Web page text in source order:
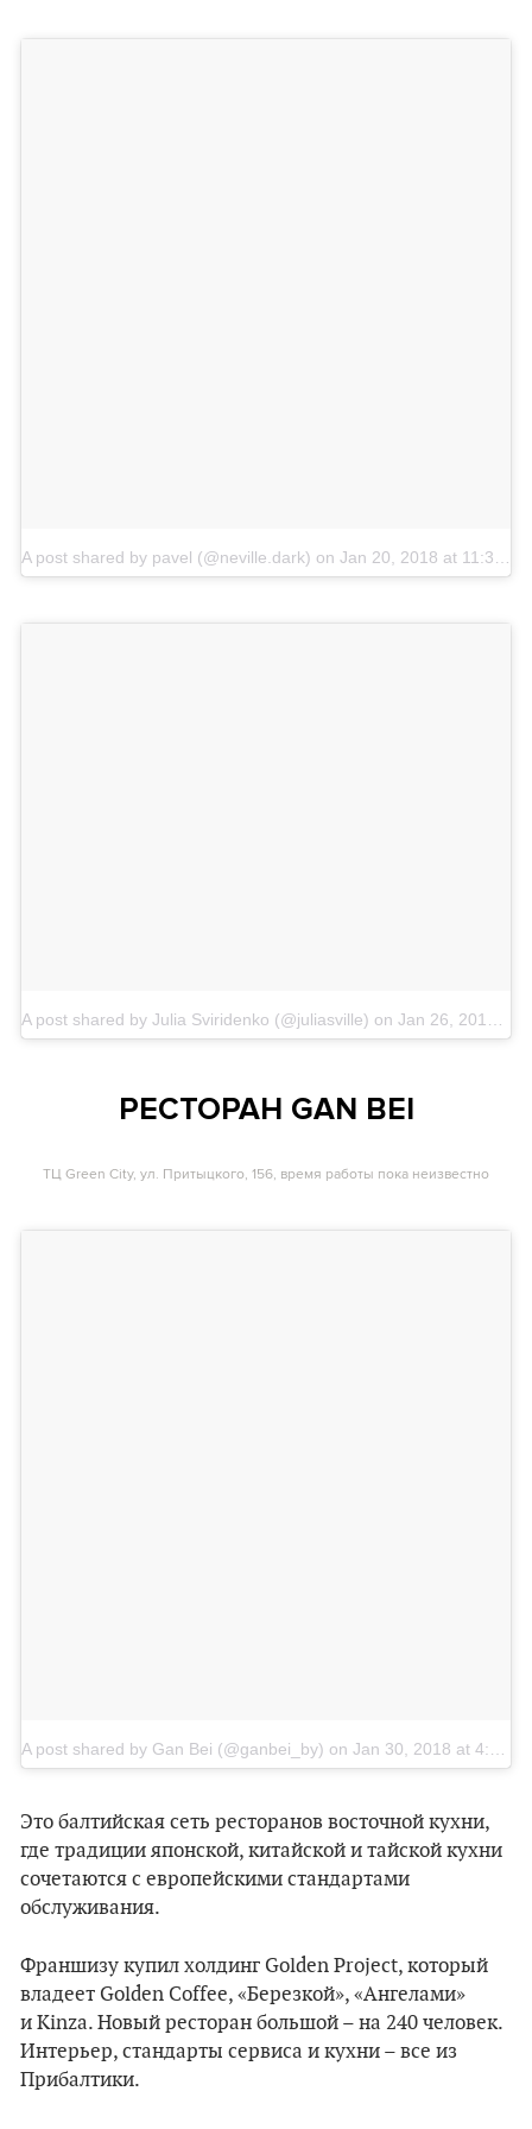
A post shared by pavel (@neville.dark) on Jan 20, 2018 at 11:30am PST
A post shared by Julia Sviridenko (@juliasville) on Jan 26, 2018 at 12:39am PST
РЕСТОРАН GAN BEI
ТЦ Green City, ул. Притыцкого, 156, время работы пока неизвестно
A post shared by Gan Bei (@ganbei_by) on Jan 30, 2018 at 4:51am PST
Это балтийская сеть ресторанов восточной кухни,
где традиции японской, китайской и тайской кухни
сочетаются с европейскими стандартами
обслуживания.
Франшизу купил холдинг Golden Project, который
владеет Golden Coffee, «Березкой», «Ангелами»
и Kinza. Новый ресторан большой – на 240 человек.
Интерьер, стандарты сервиса и кухни – все из
Прибалтики.